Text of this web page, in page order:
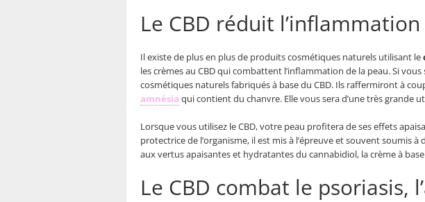
Le CBD réduit
Il existe de plus en plus de produits cosmétiques naturels utilisant le
les crèmes au CBD qui combattent l’inflammation de la peau. Si
cosmétiques naturels fabriqués à base du CBD. Ils raffermiront à
amnésia qui contient du chanvre. Elle vous sera d’une très grande
Lorsque vous utilisez le CBD, votre peau profitera de ses effets
protectrice de l’organisme, il est mis à l’épreuve et souvent soumis
aux vertus apaisantes et hydratantes du cannabidiol, la crème à
Le CBD combat le psoriasis,